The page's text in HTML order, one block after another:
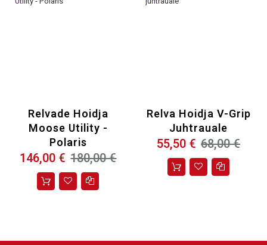
Relvade Hoidja
Moose Utility -
Polaris
146,00 € 180,00 €
Relva Hoidja V-Grip
Juhtrauale
55,50 € 68,00 €